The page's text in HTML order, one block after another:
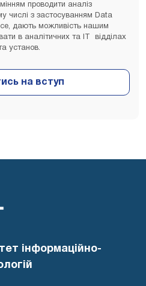
проводити аналіз
числі з застосуванням Data
дають можливість нашим
в аналітичних та ІТ відділах
установ.
інформаційно-